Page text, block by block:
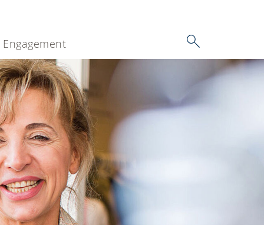
Engagement